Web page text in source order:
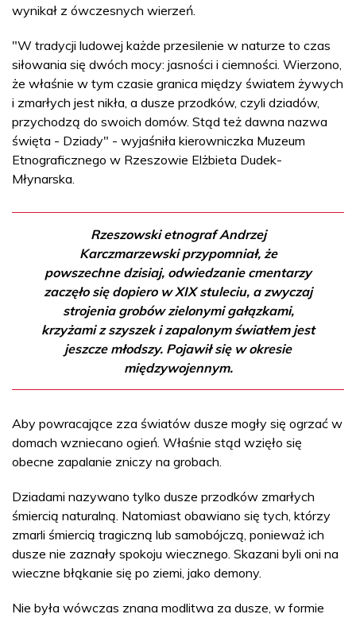
wynikał z ówczesnych wierzeń.
"W tradycji ludowej każde przesilenie w naturze to czas
siłowania się dwóch mocy: jasności i ciemności. Wierzono,
że właśnie w tym czasie granica między światem żywych
i zmarłych jest nikła, a dusze przodków, czyli dziadów,
przychodzą do swoich domów. Stąd też dawna nazwa
święta - Dziady" - wyjaśniła kierowniczka Muzeum
Etnograficznego w Rzeszowie Elżbieta Dudek-
Młynarska.
Rzeszowski etnograf Andrzej
Karczmarzewski przypomniał, że
powszechne dzisiaj, odwiedzanie cmentarzy
zaczęło się dopiero w XIX stuleciu, a zwyczaj
strojenia grobów zielonymi gałązkami,
krzyżami z szyszek i zapalonym światłem jest
jeszcze młodszy. Pojawił się w okresie
międzywojennym.
Aby powracające zza światów dusze mogły się ogrzać w
domach wzniecano ogień. Właśnie stąd wzięło się
obecne zapalanie zniczy na grobach.
Dziadami nazywano tylko dusze przodków zmarłych
śmiercią naturalną. Natomiast obawiano się tych, którzy
zmarli śmiercią tragiczną lub samobójczą, ponieważ ich
dusze nie zaznały spokoju wiecznego. Skazani byli oni na
wieczne błąkanie się po ziemi, jako demony.
Nie była wówczas znana modlitwa za dusze, w formie